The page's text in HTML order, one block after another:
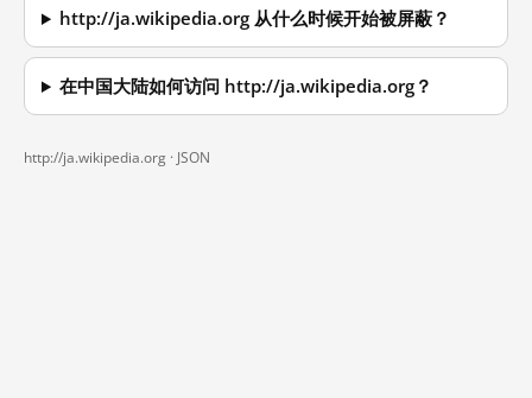
http://ja.wikipedia.org 从什么时候开始被屏蔽？
在中国大陆如何访问 http://ja.wikipedia.org？
http://ja.wikipedia.org · JSON